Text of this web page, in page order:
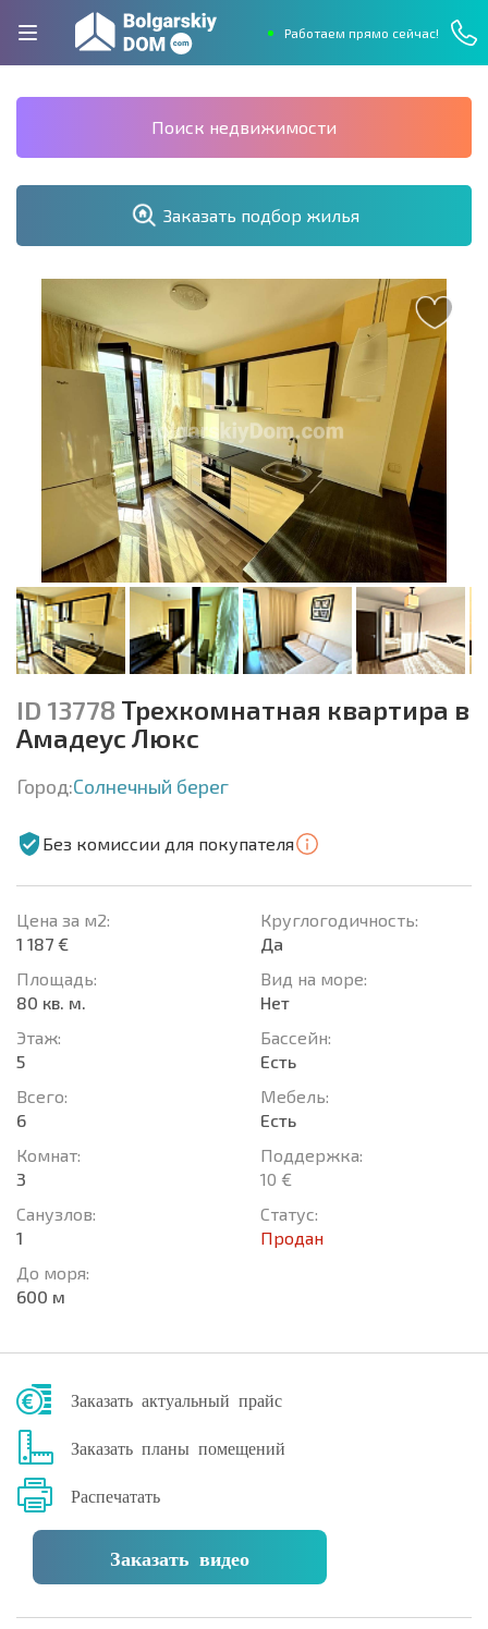
Работаем прямо сейчас!
Поиск недвижимости
Заказать подбор жилья
ID 13778 Трехкомнатная квартира в
Амадеус Люкс
Город:Солнечный берег
Без комиссии для покупателя
Цена за м2:
1 187 €
Площадь:
80 кв. м.
Этаж:
5
Всего:
6
Комнат:
3
Санузлов:
1
До моря:
600 м
Круглогодичность:
Да
Вид на море:
Нет
Басcейн:
Есть
Мебель:
Есть
Поддержка:
10 €
Статус:
Продан
Заказать актуальный прайс
Заказать планы помещений
Распечатать
Заказать видео